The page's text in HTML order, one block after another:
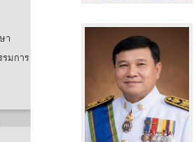
า
มการ